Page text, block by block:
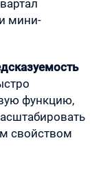
мини-
функцию,
свойством